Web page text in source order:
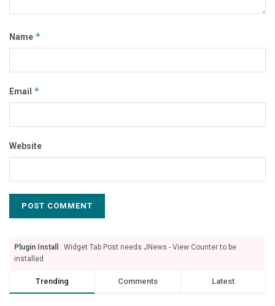
Name *
Email *
Website
Plugin Install
: Widget Tab Post needs JNews - View Counter to be
installed
Trending Comments Latest